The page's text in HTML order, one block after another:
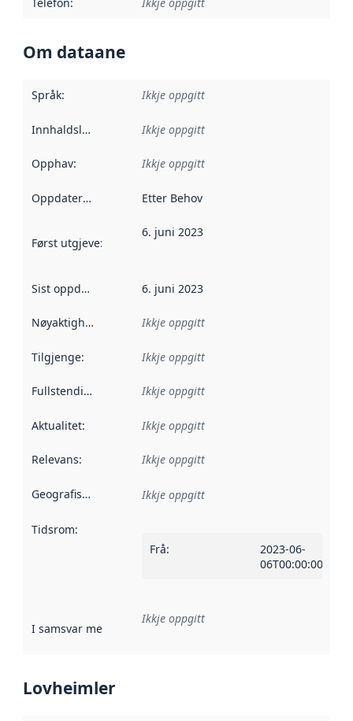
Telefon: Ikkje oppgitt
Om dataane
Språk: Ikkje oppgitt
Innhaldsleverandørar :
Ikkje oppgitt
Opphav: Ikkje oppgitt
Oppdateringsfrekvens :
Etter Behov
Først utgjeve: Denne datoen seier når dataa i dette
6. juni 2023
Sist oppdatert 6. juni 2023
Nøyaktigheit Ikkje oppgitt
Tilgjenge: Ikkje oppgitt
Fullstendigheit Ikkje oppgitt
Aktualitet: Ikkje oppgitt
Relevans: Ikkje oppgitt
Geografisk område Ikkje oppgitt
Tidsrom:
Frå:
2023-06-
06T00:00:00Z
I samsvar med Referanse til ei implementeringsregel eller
Ikkje oppgitt
Lovheimler